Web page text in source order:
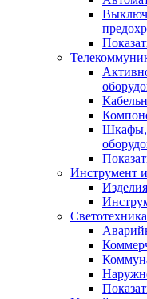
Шкафы,
Инструмент
Светотехника